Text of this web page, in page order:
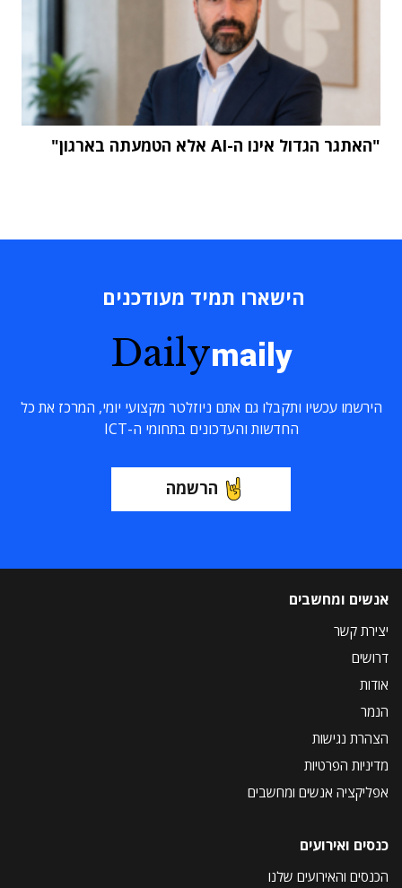
"האתגר הגדול אינו ה-AI אלא הטמעתה בארגון"
הישארו תמיד מעודכנים
Dailymaily
הירשמו עכשיו ותקבלו גם אתם ניוזלטר מקצועי יומי, המרכז את כל
החדשות והעדכונים בתחומי ה-ICT
הרשמה
אנשים ומחשבים
יצירת קשר
דרושים
אודות
הנמר
הצהרת נגישות
מדיניות הפרטיות
אפליקציה אנשים ומחשבים
כנסים ואירועים
הכנסים והאירועים שלנו